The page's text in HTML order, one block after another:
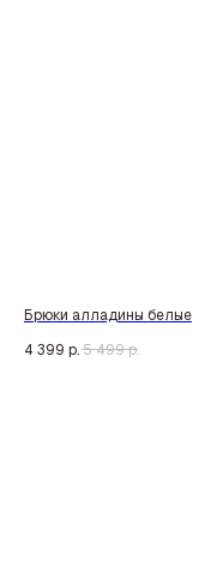
Брюки алладины белые
4 399 р.5 499р.